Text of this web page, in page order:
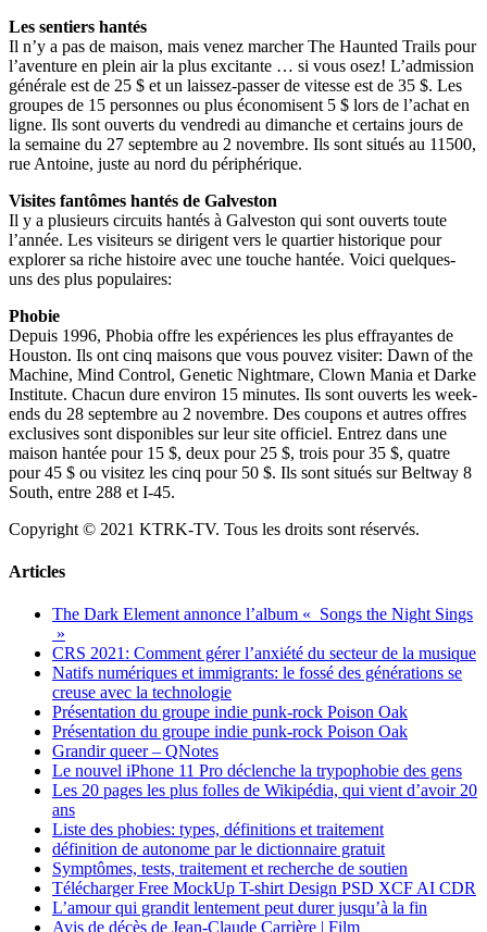
Les sentiers hantés
Il n’y a pas de maison, mais venez marcher The Haunted Trails pour
l’aventure en plein air la plus excitante … si vous osez! L’admission
générale est de 25 $ et un laissez-passer de vitesse est de 35 $. Les
groupes de 15 personnes ou plus économisent 5 $ lors de l’achat en
ligne. Ils sont ouverts du vendredi au dimanche et certains jours de
la semaine du 27 septembre au 2 novembre. Ils sont situés au 11500,
rue Antoine, juste au nord du périphérique.
Visites fantômes hantés de Galveston
Il y a plusieurs circuits hantés à Galveston qui sont ouverts toute
l’année. Les visiteurs se dirigent vers le quartier historique pour
explorer sa riche histoire avec une touche hantée. Voici quelques-
uns des plus populaires:
Phobie
Depuis 1996, Phobia offre les expériences les plus effrayantes de
Houston. Ils ont cinq maisons que vous pouvez visiter: Dawn of the
Machine, Mind Control, Genetic Nightmare, Clown Mania et Darke
Institute. Chacun dure environ 15 minutes. Ils sont ouverts les week-
ends du 28 septembre au 2 novembre. Des coupons et autres offres
exclusives sont disponibles sur leur site officiel. Entrez dans une
maison hantée pour 15 $, deux pour 25 $, trois pour 35 $, quatre
pour 45 $ ou visitez les cinq pour 50 $. Ils sont situés sur Beltway 8
South, entre 288 et I-45.
Copyright © 2021 KTRK-TV. Tous les droits sont réservés.
Articles
The Dark Element annonce l’album « Songs the Night Sings
»
CRS 2021: Comment gérer l’anxiété du secteur de la musique
Natifs numériques et immigrants: le fossé des générations se
creuse avec la technologie
Présentation du groupe indie punk-rock Poison Oak
Présentation du groupe indie punk-rock Poison Oak
Grandir queer – QNotes
Le nouvel iPhone 11 Pro déclenche la trypophobie des gens
Les 20 pages les plus folles de Wikipédia, qui vient d’avoir 20
ans
Liste des phobies: types, définitions et traitement
définition de autonome par le dictionnaire gratuit
Symptômes, tests, traitement et recherche de soutien
Télécharger Free MockUp T-shirt Design PSD XCF AI CDR
L’amour qui grandit lentement peut durer jusqu’à la fin
Avis de décès de Jean-Claude Carrière | Film